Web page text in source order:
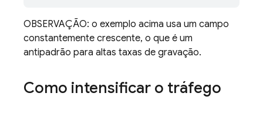
OBSERVAÇÃO: o exemplo acima usa um campo
constantemente crescente, o que é um
antipadrão para altas taxas de gravação.
Como intensificar o tráfego